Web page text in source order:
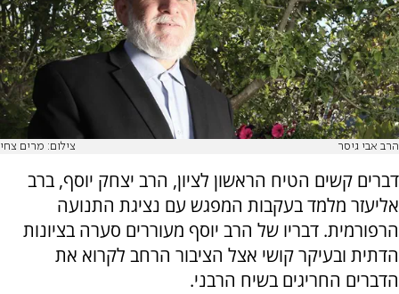
הרב אבי גיסר צילום: מרים צחי
דברים קשים הטיח הראשון לציון, הרב יצחק יוסף, ברב
אליעזר מלמד בעקבות המפגש עם נציגת התנועה
הרפורמית. דבריו של הרב יוסף מעוררים סערה בציונות
הדתית ובעיקר קושי אצל הציבור הרחב לקרוא את
הדברים החריגים בשיח הרבני.